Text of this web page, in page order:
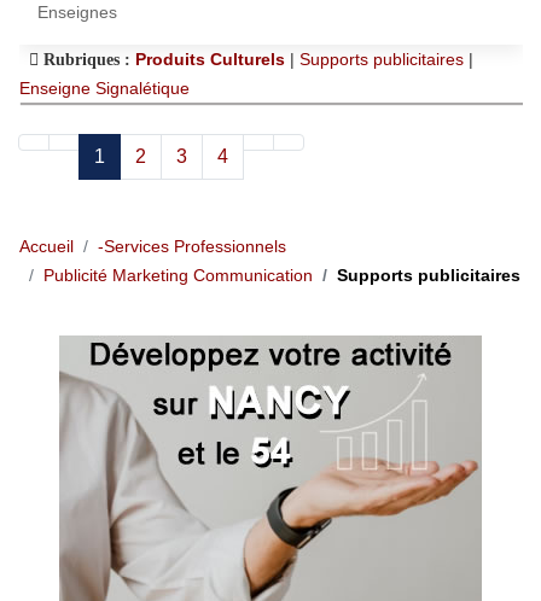
Enseignes
Rubriques : Produits Culturels | Supports publicitaires |
Enseigne Signalétique
1 2 3 4
Accueil
-Services Professionnels
Publicité Marketing Communication
Supports publicitaires